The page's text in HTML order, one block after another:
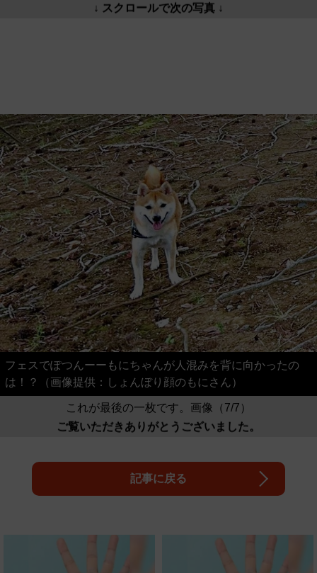
↓ スクロールで次の写真 ↓
フェスでぽつんーーもにちゃんが人混みを背に向かったの
は！？（画像提供：しょんぼり顔のもにさん）
これが最後の一枚です。画像（7/7）
ご覧いただきありがとうございました。
記事に戻る